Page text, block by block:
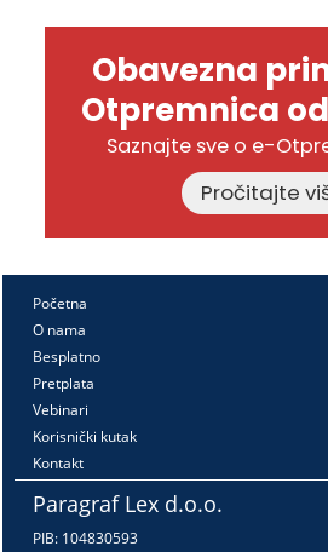
Obavezna
Otpremnica od
Saznajte sve o e-
Početna
O nama
Besplatno
Pretplata
Vebinari
Korisnički kutak
Kontakt
Paragraf Lex d.o.o.
PIB: 104830593